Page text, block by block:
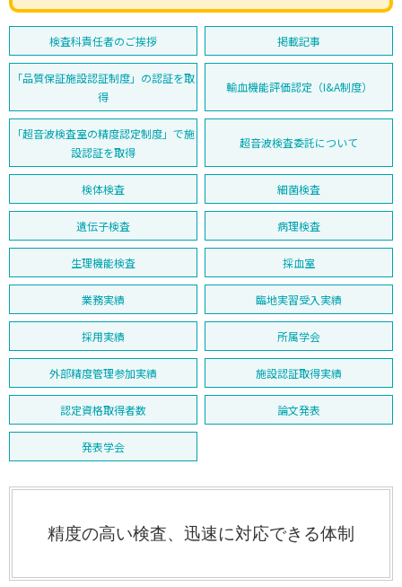
検査科責任者のご挨拶 掲載記事
「品質保証施設認証制度」の認証を取
得
輸血機能評価認定（I&A制度）
「超音波検査室の精度認定制度」で施
設認証を取得
超音波検査委託について
検体検査 細菌検査
遺伝子検査 病理検査
生理機能検査 採血室
業務実績 臨地実習受入実績
採用実績 所属学会
外部精度管理参加実績 施設認証取得実績
認定資格取得者数 論文発表
発表学会
精度の高い検査、迅速に対応できる体制